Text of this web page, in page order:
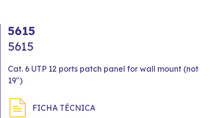
5615
5615
Cat. 6 UTP 12 ports patch panel for wall mount (not
19")
FICHA TÉCNICA